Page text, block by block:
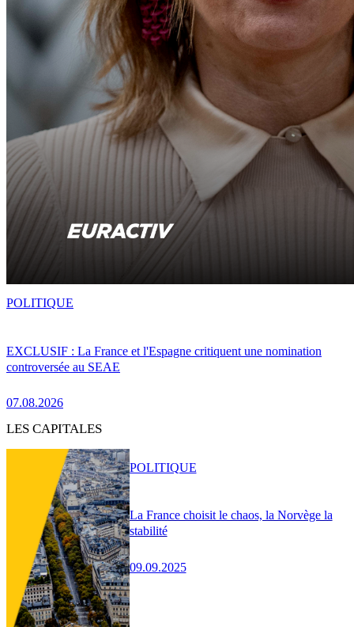
EXCLUSIF : La France et l'Espagne critiquent une nomination
controversée au SEAE
07.08.2026
POLITIQUE
LES CAPITALES
La France choisit le chaos, la Norvège la
stabilité
09.09.2025
POLITIQUE